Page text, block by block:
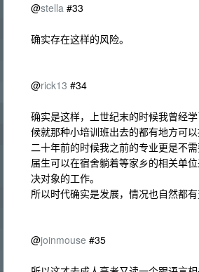
@stella #33
确实存在这样的风险。
@rick13 #34
确实是这样，上世纪末的时候我曾经
候就那种小培训班出去的都有地方可以
二十年前的时候我之前的专业更是不
届生可以在宿舍躺着等家乡的相关单
决对象的工作。
所以时代确实是发展，情况也自然都有
@joinmouse #35